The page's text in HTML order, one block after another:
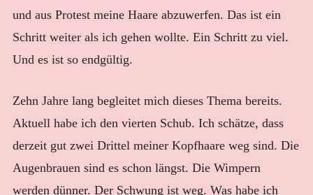
und aus Protest meine Haare abzuwerfen. Das ist ein
Schritt weiter als ich gehen wollte. Ein Schritt zu viel.
Und es ist so endgültig.
Zehn Jahre lang begleitet mich dieses Thema bereits.
Aktuell habe ich den vierten Schub. Ich schätze, dass
derzeit gut zwei Drittel meiner Kopfhaare weg sind. Die
Augenbrauen sind es schon längst. Die Wimpern
werden dünner. Der Schwung ist weg. Was habe ich